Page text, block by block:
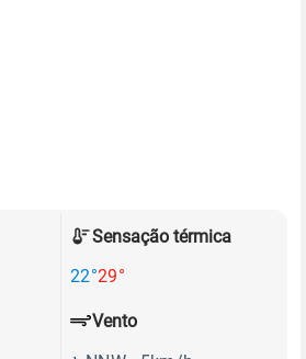
Sensação térmica
22°29°
Vento